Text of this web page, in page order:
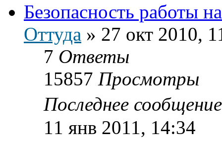
Безопасность работы
Оттуда » 27 окт 2010,
7 Ответы
15857 Просмотры
Последнее
11 янв 2011, 14:34